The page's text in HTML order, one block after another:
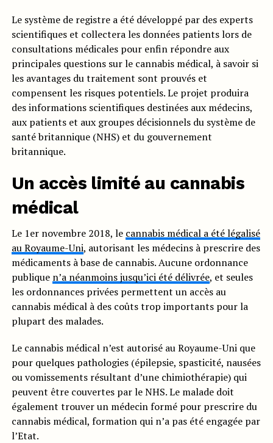
Le système de registre a été développé par des experts
scientifiques et collectera les données patients lors de
consultations médicales pour enfin répondre aux
principales questions sur le cannabis médical, à savoir si
les avantages du traitement sont prouvés et
compensent les risques potentiels. Le projet produira
des informations scientifiques destinées aux médecins,
aux patients et aux groupes décisionnels du système de
santé britannique (NHS) et du gouvernement
britannique.
Un accès limité au cannabis
médical
Le 1er novembre 2018, le cannabis médical a été légalisé
au Royaume-Uni, autorisant les médecins à prescrire des
médicaments à base de cannabis. Aucune ordonnance
publique n’a néanmoins jusqu’ici été délivrée, et seules
les ordonnances privées permettent un accès au
cannabis médical à des coûts trop importants pour la
plupart des malades.
Le cannabis médical n’est autorisé au Royaume-Uni que
pour quelques pathologies (épilepsie, spasticité, nausées
ou vomissements résultant d’une chimiothérapie) qui
peuvent être couvertes par le NHS. Le malade doit
également trouver un médecin formé pour prescrire du
cannabis médical, formation qui n’a pas été engagée par
l’Etat.